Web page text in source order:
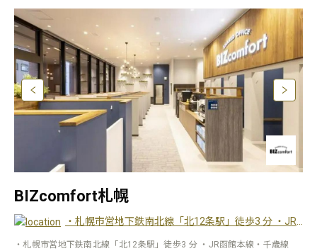
BIZcomfort札幌
・札幌市営地下鉄南北線「北12条駅」徒歩3 分 ・JR函館本線・千歳線「札幌駅」北口徒歩5 分
・札幌市営地下鉄南北線「北12条駅」徒歩3 分 ・JR函館本線・千歳線